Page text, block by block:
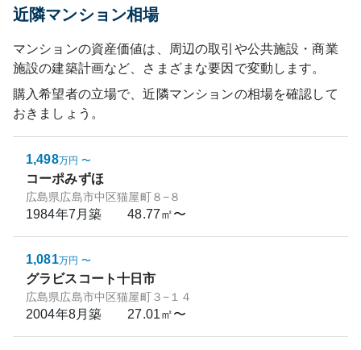
近隣マンション相場
マンションの資産価値は、周辺の取引や公共施設・商業
施設の建築計画など、さまざまな要因で変動します。
購入希望者の立場で、近隣マンションの相場を確認して
おきましょう。
1,498万円 〜
コーポみずほ
広島県広島市中区猫屋町８−８
1984年7月築 48.77㎡〜
1,081万円 〜
グラビスコート十日市
広島県広島市中区猫屋町３−１４
2004年8月築 27.01㎡〜